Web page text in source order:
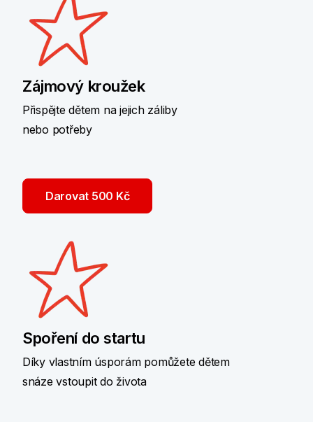
Zájmový kroužek
Přispějte dětem na jejich záliby
nebo potřeby
Darovat 500 Kč
Spoření do startu
Díky vlastním úsporám pomůžete dětem
snáze vstoupit do života